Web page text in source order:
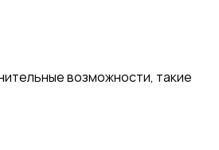
возможности, такие